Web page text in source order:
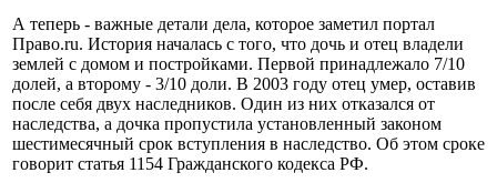
А теперь - важные детали дела, которое заметил портал
Право.ru. История началась с того, что дочь и отец владели
землей с домом и постройками. Первой принадлежало 7/10
долей, а второму - 3/10 доли. В 2003 году отец умер, оставив
после себя двух наследников. Один из них отказался от
наследства, а дочка пропустила установленный законом
шестимесячный срок вступления в наследство. Об этом сроке
говорит статья 1154 Гражданского кодекса РФ.